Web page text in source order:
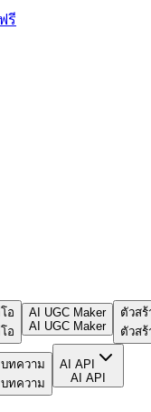
รี
อ
อ
AI UGC Maker
AI UGC Maker
ตัวส
ตัวส
บทความ
บทความ
AI API
AI API